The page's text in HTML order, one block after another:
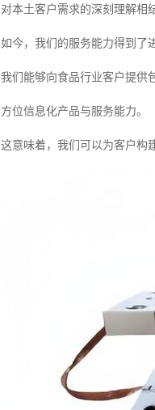
对本土客户需求的深刻理解相
如今，我们的服务能力得到了
我们能够向食品行业客户提供
方位信息化产品与服务能力。
这意味着，我们可以为客户构